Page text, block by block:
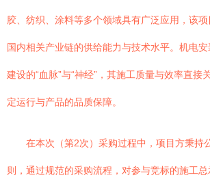
胶、纺织、涂料等多个领域具有广泛应用，该
国内相关产业链的供给能力与技术水平。机电
建设的“血脉”与“神经”，其施工质量与效率直接
定运行与产品的品质保障。
在本次（第2次）采购过程中，项目方秉持
则，通过规范的采购流程，对参与竞标的施工